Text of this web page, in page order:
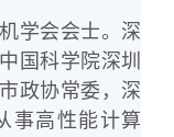
学会会士。深
国科学院深圳
政协常委，深
事高性能计算